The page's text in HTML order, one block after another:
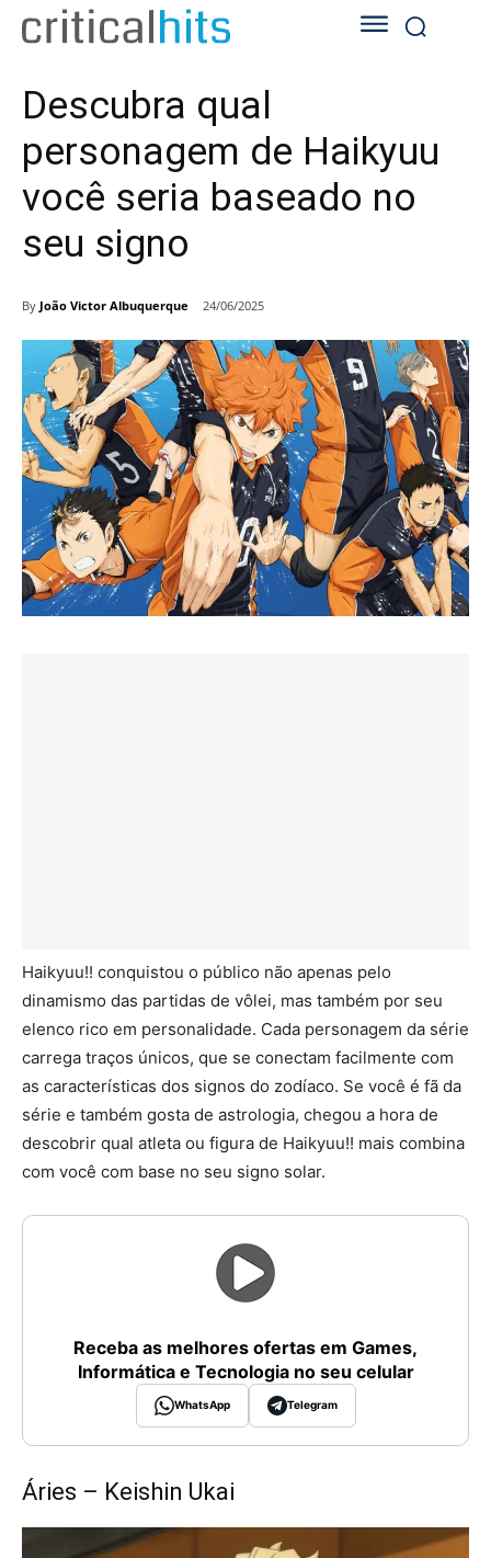
Descubra qual
personagem de Haikyuu
você seria baseado no
seu signo
By João Victor Albuquerque 24/06/2025
Haikyuu!! conquistou o público não apenas pelo
dinamismo das partidas de vôlei, mas também por seu
elenco rico em personalidade. Cada personagem da série
carrega traços únicos, que se conectam facilmente com
as características dos signos do zodíaco. Se você é fã da
série e também gosta de astrologia, chegou a hora de
descobrir qual atleta ou figura de Haikyuu!! mais combina
com você com base no seu signo solar.
Receba as melhores ofertas em Games,
Informática e Tecnologia no seu celular
WhatsApp Telegram
Áries – Keishin Ukai